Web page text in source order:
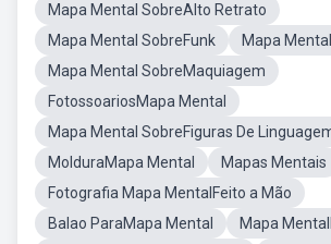
Mapa Mental SobreAlto Retrato
Mapa Mental SobreFunk
Mapa
Mapa Mental SobreMaquiagem
FotossoariosMapa Mental
Mapa Mental SobreFiguras De
MolduraMapa Mental
Mapas Mentais
Fotografia Mapa MentalFeito a Mão
Balao ParaMapa Mental
Mapa